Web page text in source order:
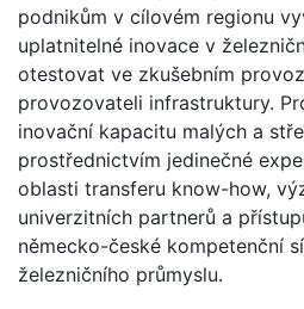
podnikům v cílovém regionu
uplatnitelné inovace v
otestovat ve zkušebním
provozovateli infrastruktury.
inovační kapacitu malých a
prostřednictvím jedinečné
oblasti transferu know-how,
univerzitních partnerů a
německo-české kompetenční
železničního průmyslu.